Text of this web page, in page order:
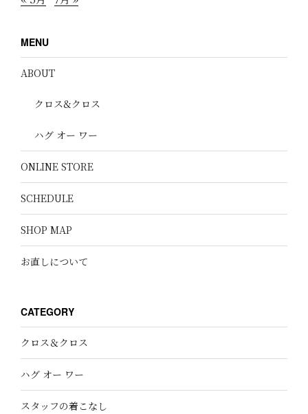
MENU
ABOUT
クロス&クロス
ハグ オー ワー
ONLINE STORE
SCHEDULE
SHOP MAP
お直しについて
CATEGORY
クロス＆クロス
ハグ オー ワー
スタッフの着こなし